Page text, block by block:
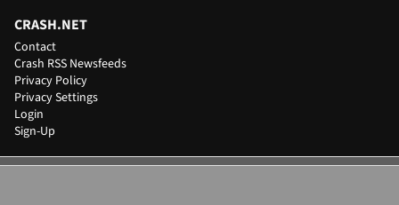
CRASH.NET
Contact
Crash RSS Newsfeeds
Privacy Policy
Privacy Settings
Login
Sign-Up